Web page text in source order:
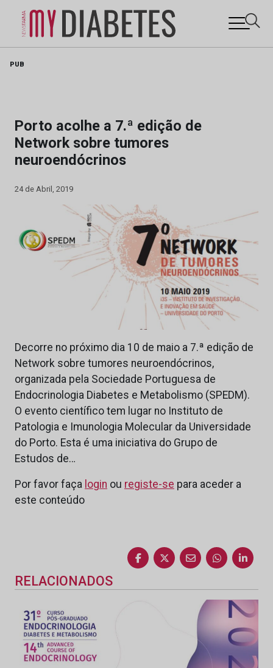
PUB
Porto acolhe a 7.ª edição de
Network sobre tumores
neuroendócrinos
24 de Abril, 2019
Decorre no próximo dia 10 de maio a 7.ª edição de
Network sobre tumores neuroendócrinos,
organizada pela Sociedade Portuguesa de
Endocrinologia Diabetes e Metabolismo (SPEDM).
O evento científico tem lugar no Instituto de
Patologia e Imunologia Molecular da Universidade
do Porto. Esta é uma iniciativa do Grupo de
Estudos de…
Por favor faça login ou registe-se para aceder a
este conteúdo
RELACIONADOS